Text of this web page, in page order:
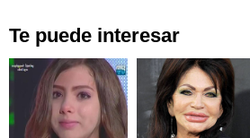
Te puede interesar